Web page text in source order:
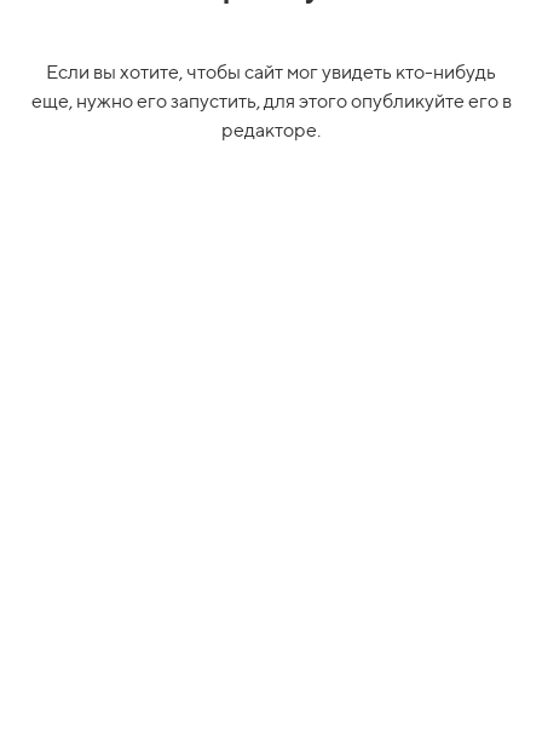
Если вы хотите, чтобы сайт мог увидеть кто-нибудь
еще, нужно его запустить, для этого опубликуйте его в
редакторе.